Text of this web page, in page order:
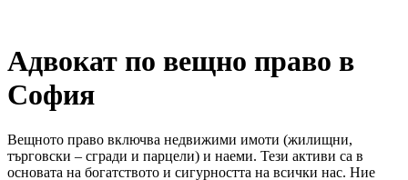
Адвокат по вещно право в
София
Вещното право включва недвижими имоти (жилищни,
търговски – сгради и парцели) и наеми. Тези активи са в
основата на богатството и сигурността на всички нас. Ние